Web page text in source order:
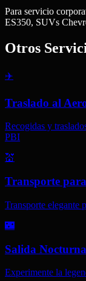
Para servicio
ES350, SUVs
Otros
✈️
Traslado al
Recogidas y
PBI
💒
Transporte
Transporte elegante
🌃
Salida Nocturna
Experimente la